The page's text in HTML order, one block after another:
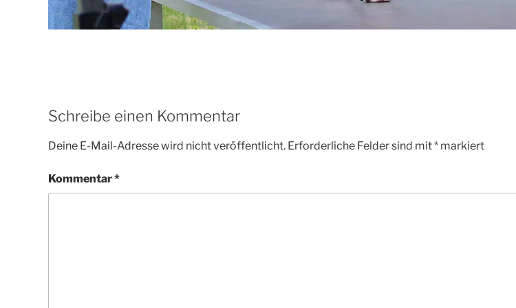
Schreibe einen Kommentar
Deine E-Mail-Adresse wird nicht veröffentlicht. Erforderliche Felder sind mit* markiert
Kommentar*